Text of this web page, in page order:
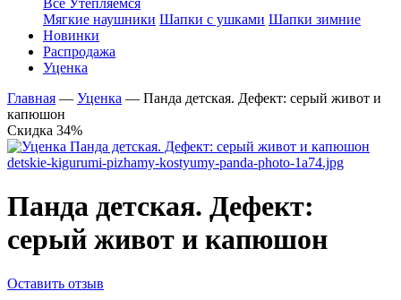
Все Утепляемся
Мягкие наушники Шапки с ушками Шапки зимние
Новинки
Распродажа
Уценка
Главная — Уценка — Панда детская. Дефект: серый живот и
капюшон
Скидка 34%
Панда детская. Дефект:
серый живот и капюшон
Оставить отзыв